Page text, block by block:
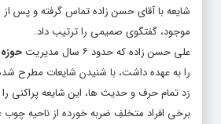
شایعه با آقای حسن زاده تماس گرفته و پس
موجود، گفتگوی صمیمی را ترتیب داد.
علی حسن زاده که حدود ۶ سال مدیریت
را به عهده داشت، با شنیدن شایعات مطرح
رَد تمام حرف و حدیث ها، این شایعه پراکنی
برخی افراد متخلفِ ضربه خورده از ناحیه